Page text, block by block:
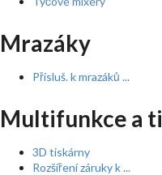
Mrazáky
Přísluš. k mrazáků ...
Multifunkce a
3D tiskárny
Rozšíření záruky k ...